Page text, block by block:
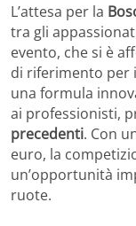
L’attesa per la
tra gli
evento, che si è
di riferimento per
una formula
ai professionisti,
precedenti. Con
euro, la
un’opportunità
ruote.